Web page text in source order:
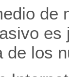
de
de los